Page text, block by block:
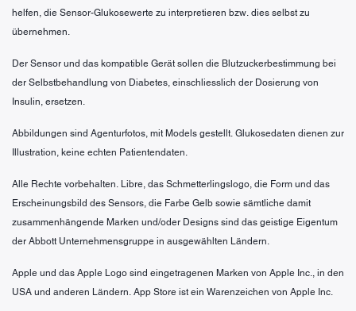
helfen, die Sensor-Glukosewerte zu interpretieren bzw. dies selbst zu
übernehmen.
Der Sensor und das kompatible Gerät sollen die Blutzuckerbestimmung bei
der Selbstbehandlung von Diabetes, einschliesslich der Dosierung von
Insulin, ersetzen.
Abbildungen sind Agenturfotos, mit Models gestellt. Glukosedaten dienen zur
Illustration, keine echten Patientendaten.
Alle Rechte vorbehalten. Libre, das Schmetterlingslogo, die Form und das
Erscheinungsbild des Sensors, die Farbe Gelb sowie sämtliche damit
zusammenhängende Marken und/oder Designs sind das geistige Eigentum
der Abbott Unternehmensgruppe in ausgewählten Ländern.
Apple und das Apple Logo sind eingetragenen Marken von Apple Inc., in den
USA und anderen Ländern. App Store ist ein Warenzeichen von Apple Inc.